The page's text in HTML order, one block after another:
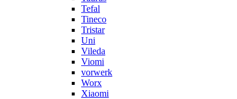
Tefal
Tineco
Tristar
Uni
Vileda
Viomi
vorwerk
Worx
Xiaomi